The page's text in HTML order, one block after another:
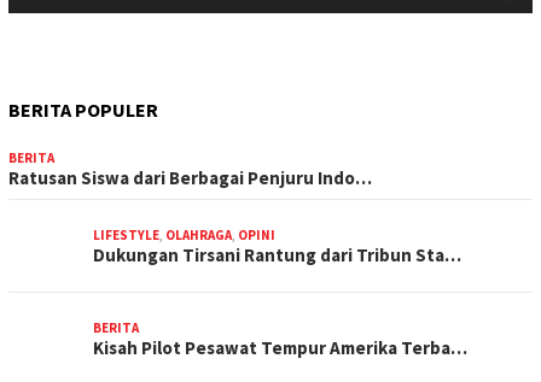
BERITA POPULER
BERITA
Ratusan Siswa dari Berbagai Penjuru Indo…
LIFESTYLE, OLAHRAGA, OPINI
Dukungan Tirsani Rantung dari Tribun Sta…
BERITA
Kisah Pilot Pesawat Tempur Amerika Terba…